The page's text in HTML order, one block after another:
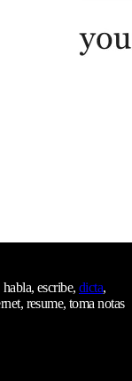
habla, escribe, dicta,
resume, toma notas